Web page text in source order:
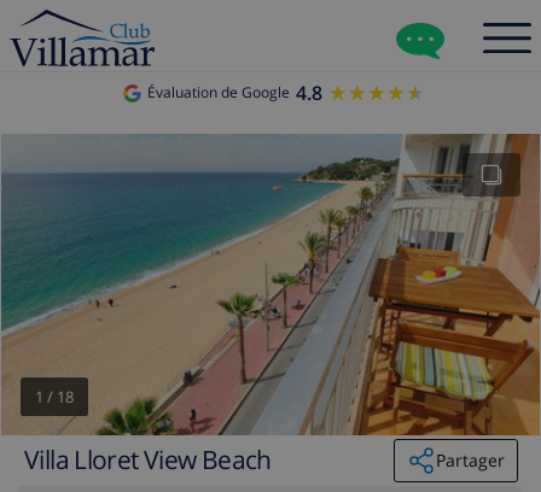
Évaluation de Google 4.8 ★★★★★
★★★★★
1 / 18
Villa Lloret View Beach
Partager